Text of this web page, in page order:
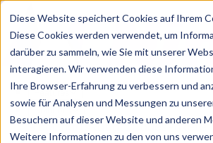
Diese Website speichert Cookies auf Ihrem
Diese Cookies werden verwendet, um
darüber zu sammeln, wie Sie mit unserer
interagieren. Wir verwenden diese
Ihre Browser-Erfahrung zu verbessern und
sowie für Analysen und Messungen zu
Besuchern auf dieser Website und anderen
Weitere Informationen zu den von uns
Features
Solutions
BlogChartsRabatt CodesPakete